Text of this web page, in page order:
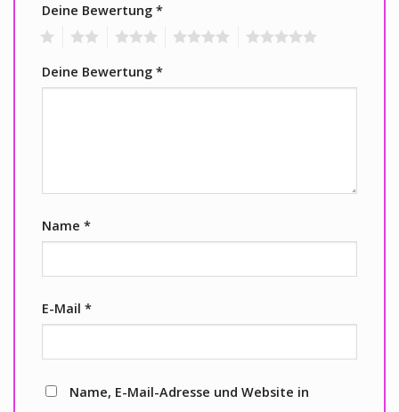
Deine Bewertung *
Deine Bewertung *
Name *
E-Mail *
Name, E-Mail-Adresse und Website in